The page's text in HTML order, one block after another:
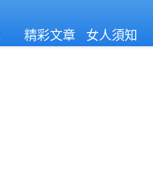
精彩文章 女人須知